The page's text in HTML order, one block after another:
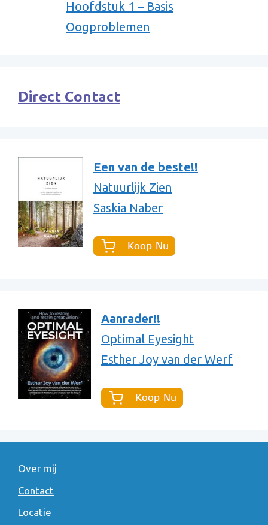
Hoofdstuk 1 – Basis
Oogproblemen
Direct Contact
Een van de beste!!
Natuurlijk Zien
Saskia Naber
Aanrader!!
Optimal Eyesight
Esther Joy van der Werf
Over mij
Contact
Locatie